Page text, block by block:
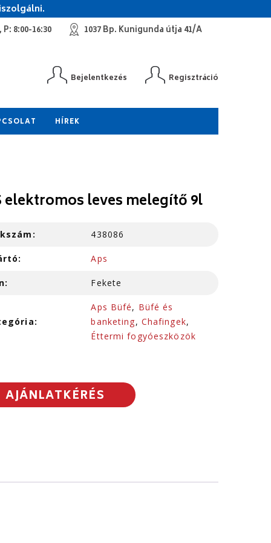
8:00-16:30 1037 Bp. Kunigunda útja 41/A
Bejelentkezés Regisztráció
HÍREK
elektromos leves melegítő 9l
438086
Aps
Fekete
Aps Büfé, Büfé és
banketing, Chafingek,
Éttermi fogyóeszközök
AJÁNLATKÉRÉS